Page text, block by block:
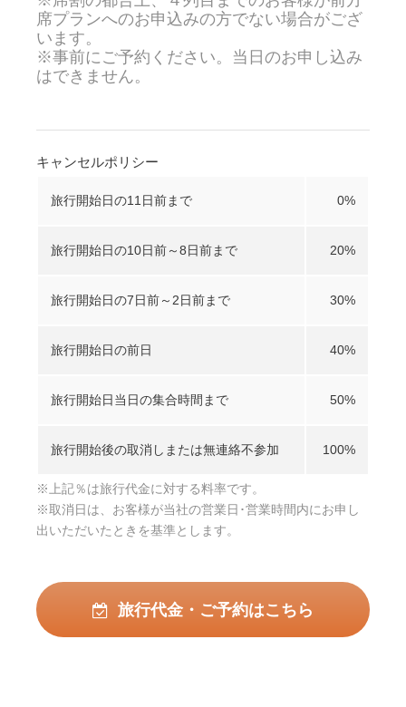
席プランへのお申込みの方でない場合がござ
います。
※事前にご予約ください。当日のお申し込み
はできません。
キャンセルポリシー
旅行開始日の11日前まで 0%
旅行開始日の10日前～8日前まで 20%
旅行開始日の7日前～2日前まで 30%
旅行開始日の前日 40%
旅行開始日当日の集合時間まで 50%
旅行開始後の取消しまたは無連絡不参加 100%
※上記％は旅行代金に対する料率です。
※取消日は、お客様が当社の営業日･営業時間内にお申し
出いただいたときを基準とします。
旅行代金・ご予約はこちら